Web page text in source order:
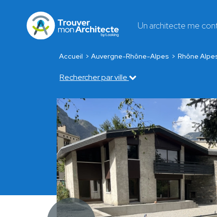
Un architecte me
Accueil Auvergne-Rhône-Alpes Rhône
Rechercher par ville